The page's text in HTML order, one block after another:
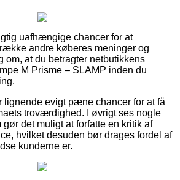
uafhængige chancer for at
andre køberes meninger og
om, at du betragter netbutikkens
M Prisme – SLAMP inden du
evigt pæne chancer for at få
troværdighed. I øvrigt ses nogle
gør det muligt at forfatte en kritik af
hvilket desuden bør drages fordel af
kunderne er.